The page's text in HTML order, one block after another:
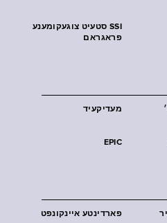
SSI סטעיט צוגעקומענע
פראגראם
מעדיקעיד
EPIC
פארדינטע איינקונפט